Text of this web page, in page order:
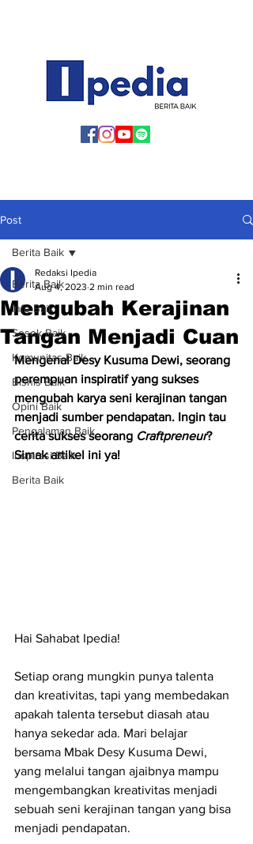
Post
Berita Baik
Info Baik
Sosok Baik
Komunitas Baik
Bisnis Baik
Opini Baik
Pengalaman Baik
Inspirasi Baik
Berita Baik
Berita Baik
Mengubah Kerajinan
Tangan Menjadi Cuan
Redaksi Ipedia
Aug 4, 2023 2 min read
Mengenal Desy Kusuma Dewi, seorang
perempuan inspiratif yang sukses
mengubah karya seni kerajinan tangan
menjadi sumber pendapatan. Ingin tau
cerita sukses seorang Craftpreneur?
Simak artikel ini ya!
Hai Sahabat Ipedia!
Setiap orang mungkin punya talenta
dan kreativitas, tapi yang membedakan
apakah talenta tersebut diasah atau
hanya sekedar ada. Mari belajar
bersama Mbak Desy Kusuma Dewi,
yang melalui tangan ajaibnya mampu
mengembangkan kreativitas menjadi
sebuah seni kerajinan tangan yang bisa
menjadi pendapatan.